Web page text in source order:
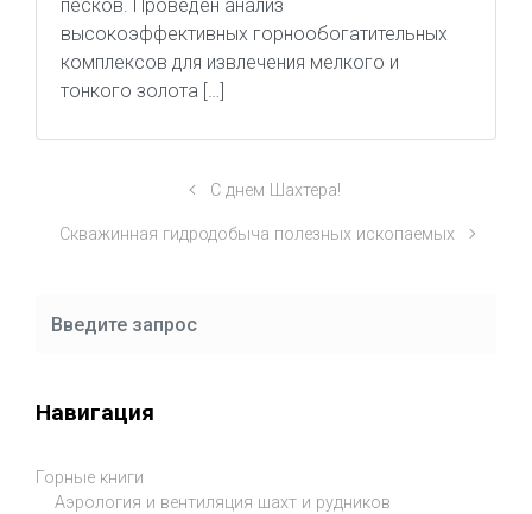
песков. Проведен анализ
высокоэффективных горнообогатительных
комплексов для извлечения мелкого и
тонкого золота […]
С днем Шахтера!
Скважинная гидродобыча полезных ископаемых
Навигация
Горные книги
Аэрология и вентиляция шахт и рудников